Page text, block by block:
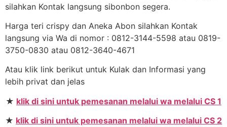
silahkan Kontak langsung sibonbon segera.
Harga teri crispy dan Aneka Abon silahkan Kontak
langsung via Wa di nomor : 0812-3144-5598 atau 0819-
3750-0830 atau 0812-3640-4671
Atau klik link berikut untuk Kulak dan Informasi yang
lebih privat dan jelas
★ klik di sini untuk pemesanan melalui wa melalui CS 1
★ klik di sini untuk pemesanan melalui wa melalui CS 2